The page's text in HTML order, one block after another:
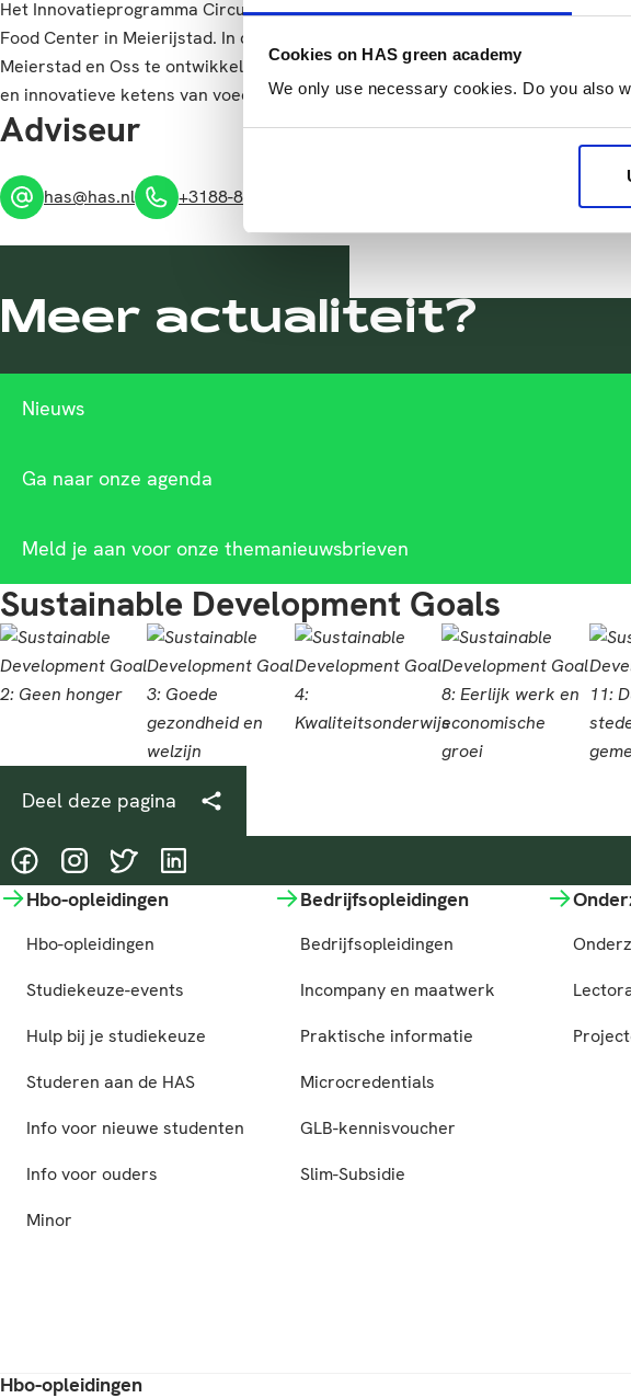
Cookies on HAS green academy
We only use necessary cookies. Do you also
Het Innovatieprogramma Circulaire Verpakkingen is onderdeel van het
Food Center in Meierijstad. In de Regio Deal Noordoost-Brabant is de ambitie
Meierstad en Oss te ontwikkelen tot koploper en mondiaal voorbeeld op het
en innovatieve ketens van voedsel en voedselverpakkingen.
Adviseur
has@has.nl +3188-8903600
Meer actualiteit?
Nieuws
Ga naar onze agenda
Meld je aan voor onze themanieuwsbrieven
Sustainable Development Goals
Deel deze pagina
@HASgreenacademy
@HASgreenacademy
@greenacademyHAS
@HASgreenacademy
Hbo-opleidingen
Hbo-opleidingen
Studiekeuze-events
Hulp bij je studiekeuze
Studeren aan de HAS
Info voor nieuwe studenten
Info voor ouders
Minor
Bedrijfsopleidingen
Bedrijfsopleidingen
Incompany en maatwerk
Praktische informatie
Microcredentials
GLB-kennisvoucher
Slim-Subsidie
Hbo-opleidingen